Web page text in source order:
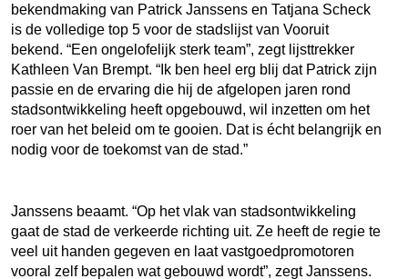
bekendmaking van Patrick Janssens en Tatjana Scheck
is de volledige top 5 voor de stadslijst van Vooruit
bekend. “Een ongelofelijk sterk team”, zegt lijsttrekker
Kathleen Van Brempt. “Ik ben heel erg blij dat Patrick zijn
passie en de ervaring die hij de afgelopen jaren rond
stadsontwikkeling heeft opgebouwd, wil inzetten om het
roer van het beleid om te gooien. Dat is écht belangrijk en
nodig voor de toekomst van de stad.”
Janssens beaamt. “Op het vlak van stadsontwikkeling
gaat de stad de verkeerde richting uit. Ze heeft de regie te
veel uit handen gegeven en laat vastgoedpromotoren
vooral zelf bepalen wat gebouwd wordt”, zegt Janssens.